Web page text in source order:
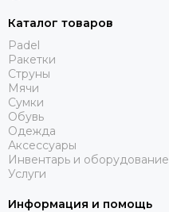
Каталог товаров
Padel
Ракетки
Струны
Мячи
Сумки
Обувь
Одежда
Аксессуары
Инвентарь и оборудование
Услуги
Информация и помощь